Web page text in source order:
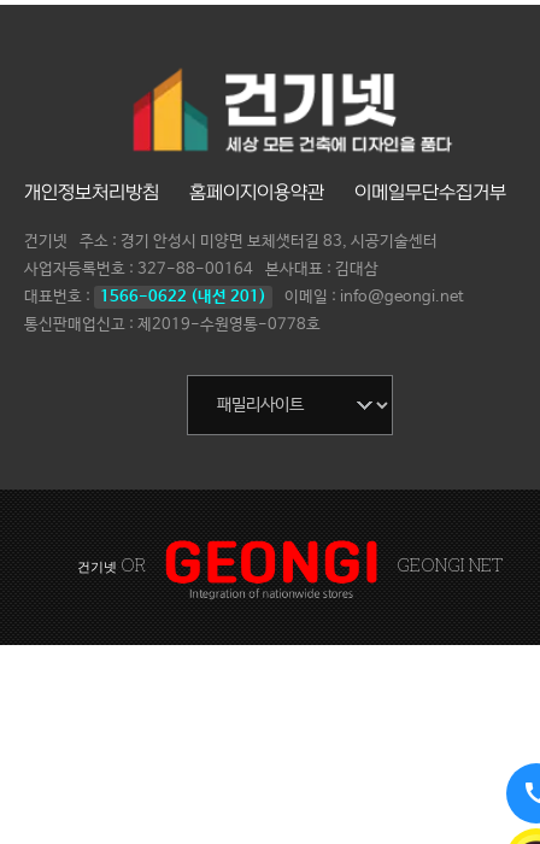
개인정보처리방침 홈페이지이용약관 이메일무단수집거부
건기넷
주소 : 경기 안성시 미양면 보체샛터길 83, 시공기술센터
사업자등록번호 : 327-88-00164 본사대표 : 김대삼
대표번호 :
1566-0622 (내선 201)
이메일 : info@geongi.net
통신판매업신고 : 제2019-수원영통-0778호
건기넷 OR GEONGI NET